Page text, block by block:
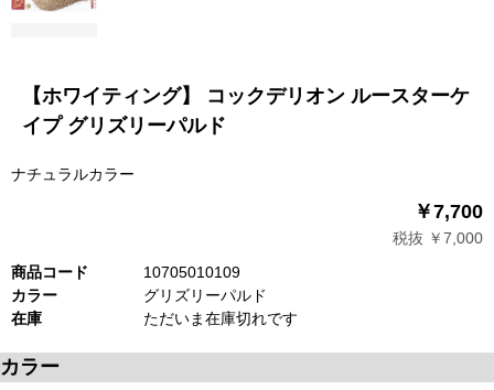
【ホワイティング】 コックデリオン ルースターケ
イプ グリズリーパルド
ナチュラルカラー
￥7,700
税抜 ￥7,000
商品コード
10705010109
カラー
グリズリーパルド
在庫
ただいま在庫切れです
カラー